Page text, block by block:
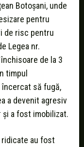
Botoșani, unde
pentru
de risc pentru
Legea nr.
de la 3
timpul
să fugă,
a devenit agresiv
și a fost imobilizat.
au fost